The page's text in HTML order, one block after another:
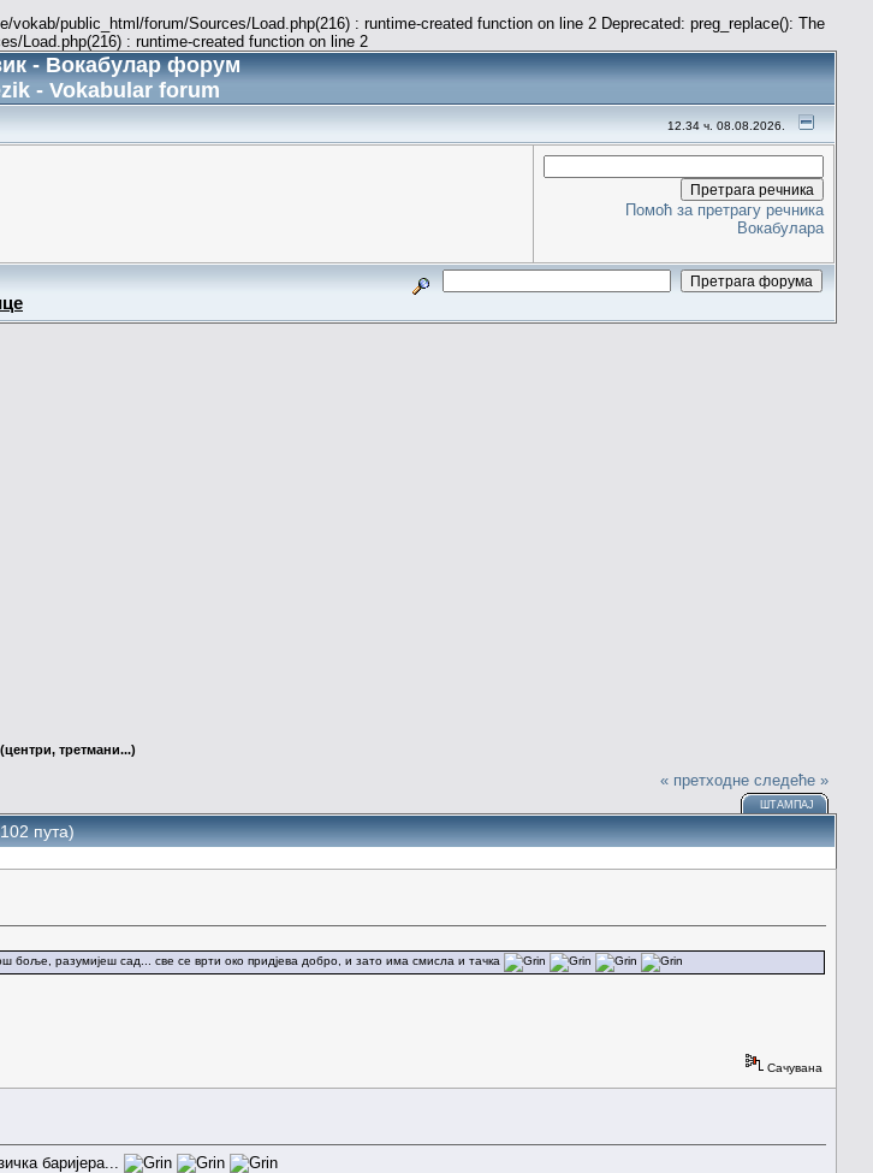
public_html/forum/Sources/Load.php(216) : runtime-created function on line 2 Deprecated: preg_replace(): The
Load.php(216) : runtime-created function on line 2
- Вокабулар форум
- Vokabular forum
12.34 ч. 08.08.2026.
Помоћ за претрагу речника
Вокабулара
третмани...)
« претходне следеће »
ШТАМПАЈ
пута)
разумијеш сад... све се врти око придјева добро, и зато има смисла и тачка
Сачувана
баријера...